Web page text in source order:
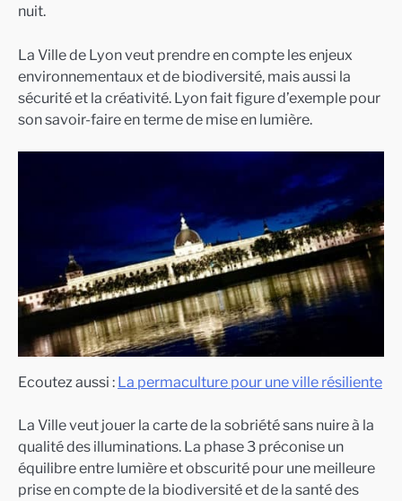
nuit.
La Ville de Lyon veut prendre en compte les enjeux
environnementaux et de biodiversité, mais aussi la
sécurité et la créativité. Lyon fait figure d’exemple pour
son savoir-faire en terme de mise en lumière.
Ecoutez aussi : La permaculture pour une ville résiliente
La Ville veut jouer la carte de la sobriété sans nuire à la
qualité des illuminations. La phase 3 préconise un
équilibre entre lumière et obscurité pour une meilleure
prise en compte de la biodiversité et de la santé des